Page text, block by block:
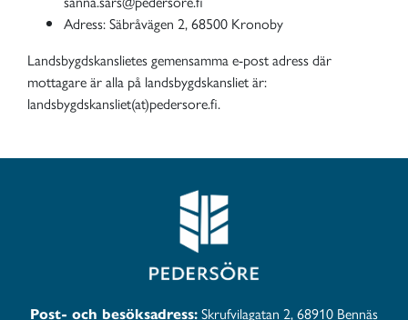
Adress: Säbråvägen 2, 68500 Kronoby
Landsbygdskanslietes gemensamma e-post adress där
mottagare är alla på landsbygdskansliet är:
landsbygdskansliet(at)pedersore.fi.
Post- och besöksadress:Skrufvilagatan 2, 68910 Bennäs